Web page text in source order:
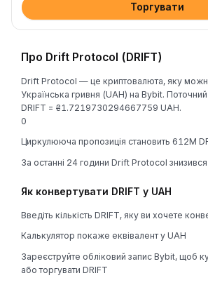
Торгувати
Про Drift Protocol (DRIFT)
Drift Protocol — це криптовалюта, яку
Українська гривня (UAH) на Bybit.
DRIFT = ₴1.7219730294667759 UAH.
0
Циркулююча пропозиція становить 612M
За останні 24 години Drift Protocol
Як конвертувати DRIFT у UAH
Введіть кількість DRIFT, яку ви хочете
Калькулятор покаже еквівалент у UAH
Зареєструйте обліковий запис Bybit, щоб
або торгувати DRIFT